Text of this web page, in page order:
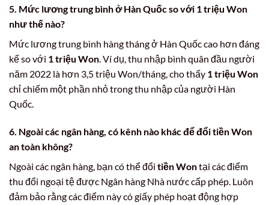
5. Mức lương trung bình ở Hàn Quốc so với 1 triệu Won
như thế nào?
Mức lương trung bình hàng tháng ở Hàn Quốc cao hơn đáng
kể so với 1 triệu Won. Ví dụ, thu nhập bình quân đầu người
năm 2022 là hơn 3,5 triệu Won/tháng, cho thấy 1 triệu Won
chỉ chiếm một phần nhỏ trong thu nhập của người Hàn
Quốc.
6. Ngoài các ngân hàng, có kênh nào khác để đổi tiền Won
an toàn không?
Ngoài các ngân hàng, bạn có thể đổi tiền Wontại các điểm
thu đổi ngoại tệ được Ngân hàng Nhà nước cấp phép. Luôn
đảm bảo rằng các điểm này có giấy phép hoạt động hợp